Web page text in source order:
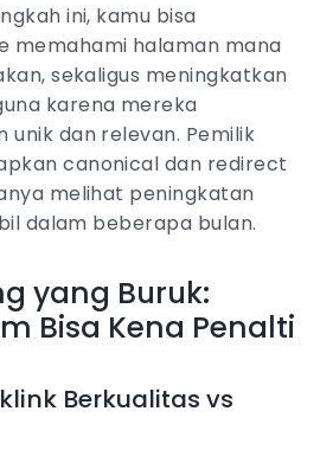
ini, kamu bisa
memahami halaman mana
sekaligus meningkatkan
karena mereka
unik dan relevan. Pemilik
canonical dan redirect
melihat peningkatan
dalam beberapa bulan.
yang Buruk:
Bisa Kena Penalti
Berkualitas vs